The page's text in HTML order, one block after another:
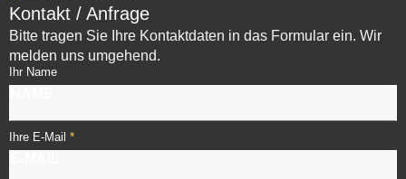
Kontakt / Anfrage
Bitte tragen Sie Ihre Kontaktdaten in das Formular ein. Wir
melden uns umgehend.
Ihr Name
Ihre E-Mail *